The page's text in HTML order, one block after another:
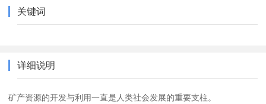
关键词
详细说明
矿产资源的开发与利用一直是人类社会发展的重要支柱。